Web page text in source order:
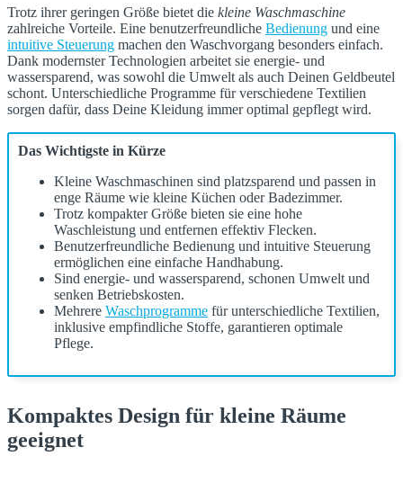
Trotz ihrer geringen Größe bietet die kleine Waschmaschine
zahlreiche Vorteile. Eine benutzerfreundliche Bedienung und eine
intuitive Steuerung machen den Waschvorgang besonders einfach.
Dank modernster Technologien arbeitet sie energie- und
wassersparend, was sowohl die Umwelt als auch Deinen Geldbeutel
schont. Unterschiedliche Programme für verschiedene Textilien
sorgen dafür, dass Deine Kleidung immer optimal gepflegt wird.
Das Wichtigste in Kürze
Kleine Waschmaschinen sind platzsparend und passen in
enge Räume wie kleine Küchen oder Badezimmer.
Trotz kompakter Größe bieten sie eine hohe
Waschleistung und entfernen effektiv Flecken.
Benutzerfreundliche Bedienung und intuitive Steuerung
ermöglichen eine einfache Handhabung.
Sind energie- und wassersparend, schonen Umwelt und
senken Betriebskosten.
Mehrere Waschprogramme für unterschiedliche Textilien,
inklusive empfindliche Stoffe, garantieren optimale
Pflege.
Kompaktes Design für kleine Räume
geeignet